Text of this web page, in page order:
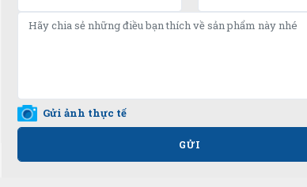
Gửi ảnh thực tế
GỬI